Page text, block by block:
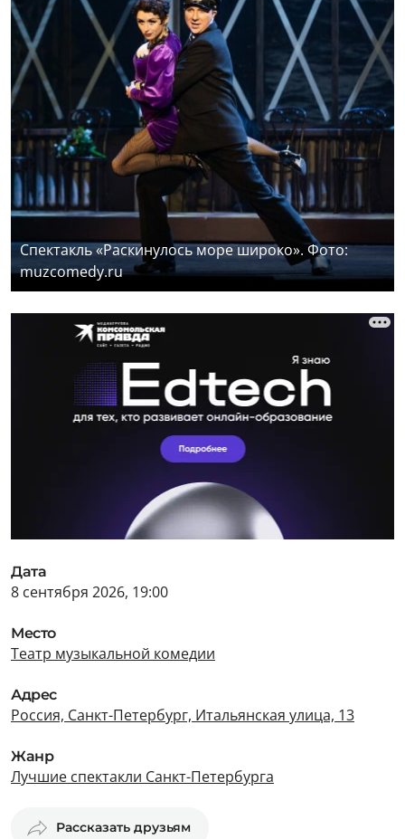
Спектакль «Раскинулось море широко». Фото:
muzcomedy.ru
Дата
8 сентября 2026, 19:00
Место
Театр музыкальной комедии
Адрес
Россия, Санкт-Петербург, Итальянская улица, 13
Жанр
Лучшие спектакли Санкт-Петербурга
Рассказать друзьям